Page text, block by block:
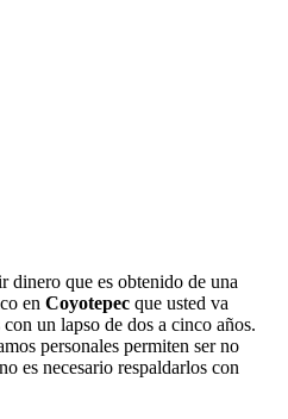
dinero que es obtenido de una
en Coyotepec que usted va
un lapso de dos a cinco años.
personales permiten ser no
es necesario respaldarlos con